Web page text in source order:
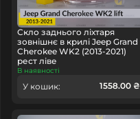
Скло заднього ліхтаря
зовнішнє в крилі Jeep Grand
Cherokee WK2 (2013-2021)
рест ліве
В наявності
У кошик: 1558.00 ₴